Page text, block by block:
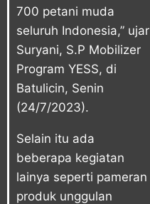
700 petani muda
seluruh Indonesia,” ujar
Suryani, S.P Mobilizer
Program YESS, di
Batulicin, Senin
(24/7/2023).
Selain itu ada
beberapa kegiatan
lainya seperti pameran
produk unggulan